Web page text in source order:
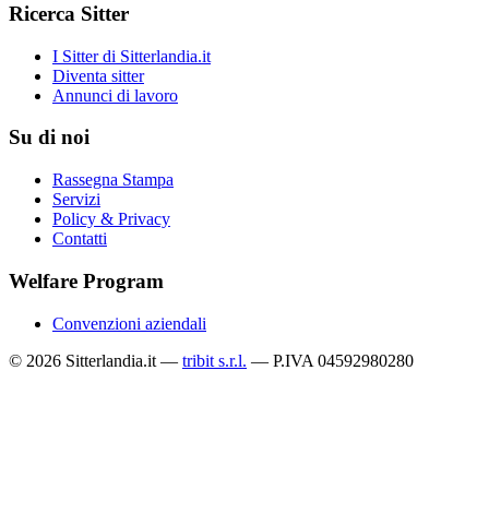
Ricerca Sitter
I Sitter di Sitterlandia.it
Diventa sitter
Annunci di lavoro
Su di noi
Rassegna Stampa
Servizi
Policy & Privacy
Contatti
Welfare Program
Convenzioni aziendali
© 2026 Sitterlandia.it — tribit s.r.l. — P.IVA 04592980280